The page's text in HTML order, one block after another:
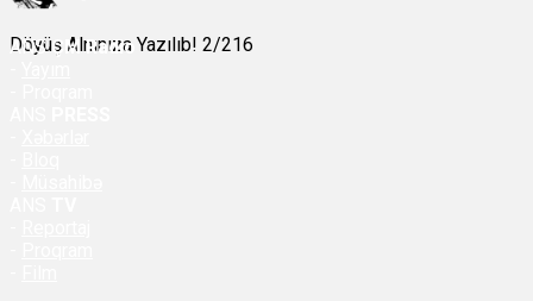
Döyüş Alnınıza Yazılıb! 2/216
ANSÇM Radio